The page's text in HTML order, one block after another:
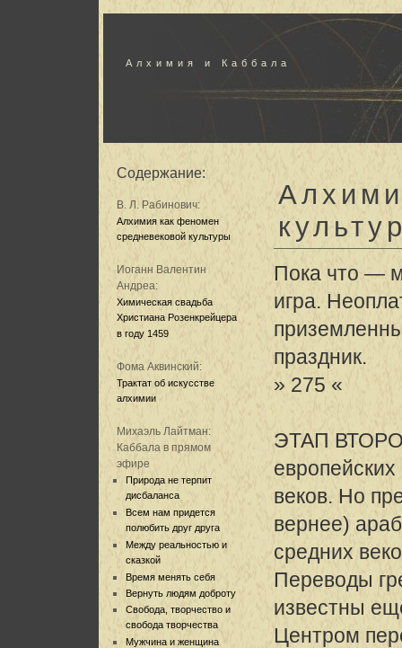
Алхимия и Каббала
Содержание:
В. Л. Рабинович:
Алхимия как феномен
средневековой культуры
Иоганн Валентин
Андреа:
Химическая свадьба
Христиана Розенкрейцера
в году 1459
Фома Аквинский:
Трактат об искусстве
алхимии
Михаэль Лайтман:
Каббала в прямом
эфире
Природа не терпит
дисбаланса
Всем нам придется
полюбить друг друга
Между реальностью и
сказкой
Время менять себя
Вернуть людям доброту
Свобода, творчество и
свобода творчества
Мужчина и женщина
Пока что —
игра.
праздник.
» 275 «
ЭТАП
веков. Но
вернее)
средних
Переводы
известны
Центром